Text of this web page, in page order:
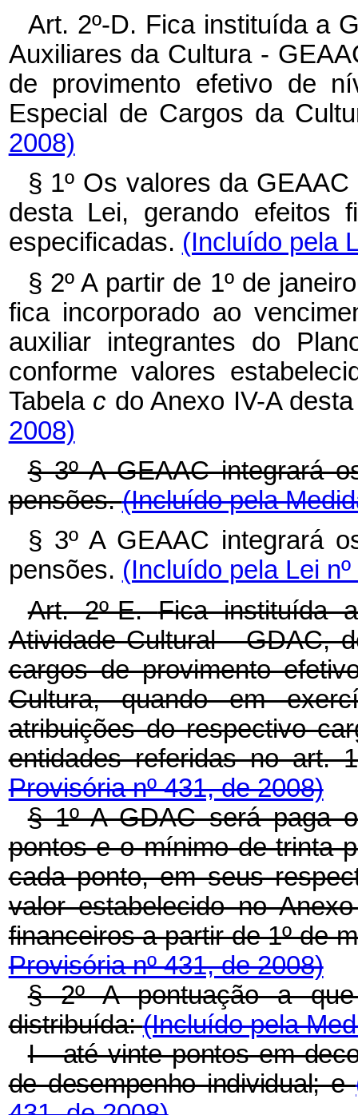
Art. 2º-D. Fica instituída a
Auxiliares da Cultura -
de provimento efetivo de
Especial de Cargos da
2008)
§ 1º Os valores da
desta Lei, gerando efeitos
especificadas. (Incluído pela
§ 2º A partir de 1º de
fica incorporado ao
auxiliar integrantes do
conforme valores
Tabela c do Anexo IV-A
2008)
§ 3º A GEAAC integrará
pensões.(Incluído pela
§ 3º A GEAAC integrará
pensões. (Incluído pela Lei
Art. 2º-E.Fica instituída
Atividade Cultural - GDAC,
cargos de provimento
Cultura, quando em
atribuições do respectivo
entidades referidas no art.
Provisória nº 431, de 2008)
§ 1º A GDAC será paga
pontos e o mínimo de trinta
cada ponto, em seus
valor estabelecido no
financeiros a partir de 1º de
Provisória nº 431, de 2008)
§ 2º A pontuação a
distribuída:(Incluído pela
I - até vinte pontos em
de desempenho individual; e